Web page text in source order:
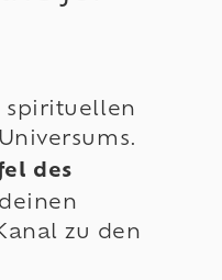
spirituellen
des
zu den